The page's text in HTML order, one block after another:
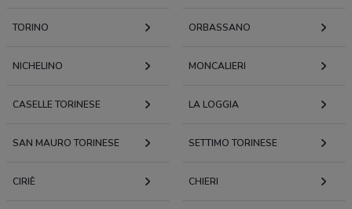
TORINO ORBASSANO
NICHELINO MONCALIERI
CASELLE TORINESE LA LOGGIA
SAN MAURO TORINESE SETTIMO TORINESE
CIRIÈ CHIERI